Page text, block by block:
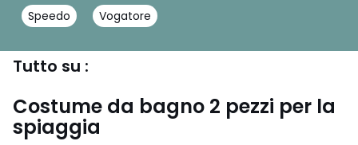
Speedo Vogatore
Tutto su :
Costume da bagno 2 pezzi per la
spiaggia